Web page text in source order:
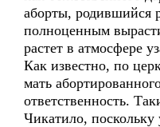
аборты, родившийся
полноценным
растет в атмосфере
Как известно, по
мать
ответственность.
Чикатило,